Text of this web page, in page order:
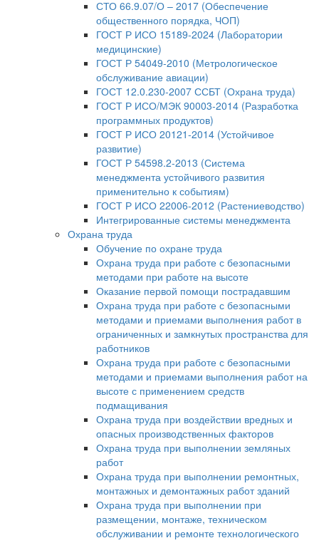
СТО 66.9.07/О – 2017 (Обеспечение
общественного порядка, ЧОП)
ГОСТ Р ИСО 15189-2024 (Лаборатории
медицинские)
ГОСТ Р 54049-2010 (Метрологическое
обслуживание авиации)
ГОСТ 12.0.230-2007 ССБТ (Охрана труда)
ГОСТ Р ИСО/МЭК 90003-2014 (Разработка
программных продуктов)
ГОСТ Р ИСО 20121-2014 (Устойчивое
развитие)
ГОСТ Р 54598.2-2013 (Система
менеджмента устойчивого развития
применительно к событиям)
ГОСТ Р ИСО 22006-2012 (Растениеводство)
Интегрированные системы менеджмента
Охрана труда
Обучение по охране труда
Охрана труда при работе с безопасными
методами при работе на высоте
Оказание первой помощи пострадавшим
Охрана труда при работе с безопасными
методами и приемами выполнения работ в
ограниченных и замкнутых пространства для
работников
Охрана труда при работе с безопасными
методами и приемами выполнения работ на
высоте с применением средств
подмащивания
Охрана труда при воздействии вредных и
опасных производственных факторов
Охрана труда при выполнении земляных
работ
Охрана труда при выполнении ремонтных,
монтажных и демонтажных работ зданий
Охрана труда при выполнении при
размещении, монтаже, техническом
обслуживании и ремонте технологического